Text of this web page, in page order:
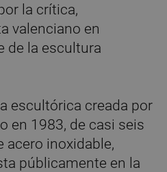
la crítica,
valenciano en
de la escultura
escultórica creada por
en 1983, de casi seis
acero inoxidable,
públicamente en la